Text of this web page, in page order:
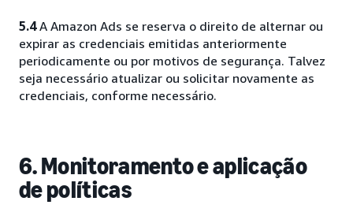
5.4A Amazon Ads se reserva o direito de alternar ou
expirar as credenciais emitidas anteriormente
periodicamente ou por motivos de segurança. Talvez
seja necessário atualizar ou solicitar novamente as
credenciais, conforme necessário.
6. Monitoramento e aplicação
de políticas